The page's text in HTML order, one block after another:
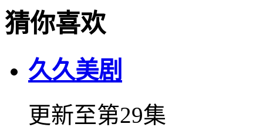
猜你喜欢
久久美剧
更新至第29集